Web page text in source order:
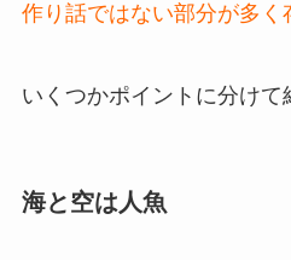
作り話ではない部分が多く
いくつかポイントに分けて
海と空は人魚